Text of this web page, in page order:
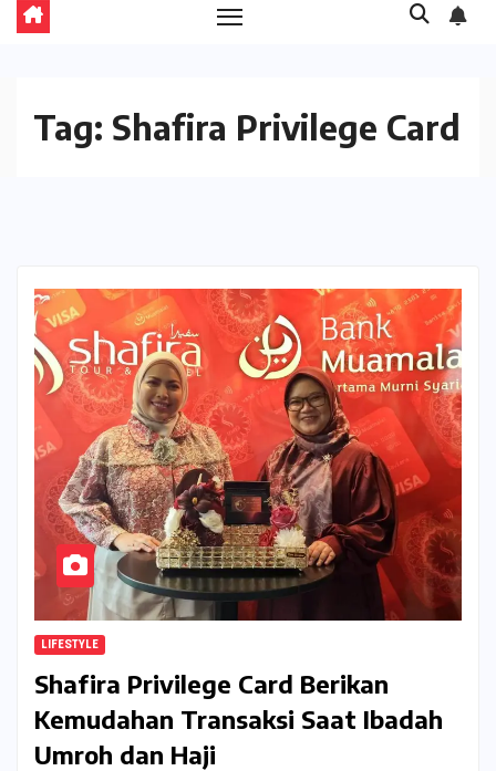
Tag: Shafira Privilege Card
LIFESTYLE
Shafira Privilege Card Berikan
Kemudahan Transaksi Saat Ibadah
Umroh dan Haji